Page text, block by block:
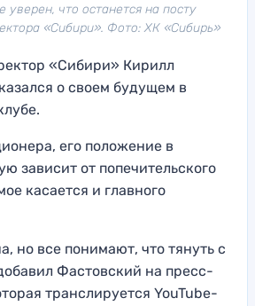
уверен, что останется на посту
«Сибири». Фото: ХК «Сибирь»
«Сибири» Кирилл
о своем будущем в
его положение в
зависит от попечительского
касается и главного
но все понимают, что тянуть с
Фастовский на пресс-
транслируется YouTube-